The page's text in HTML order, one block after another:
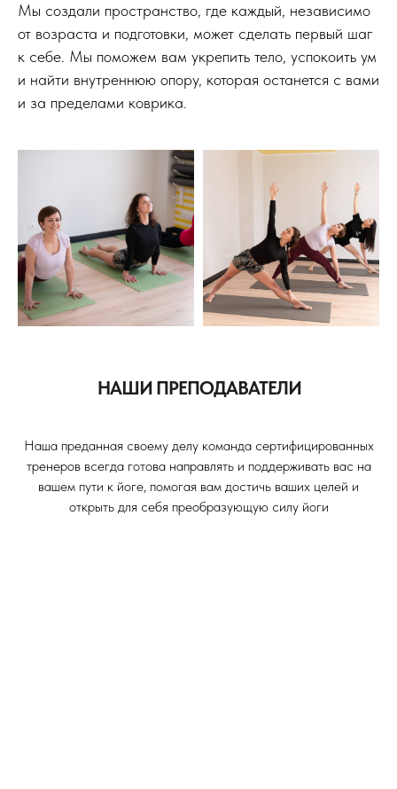
Мы создали пространство, где каждый, независимо
от возраста и подготовки, может сделать первый шаг
к себе. Мы поможем вам укрепить тело, успокоить ум
и найти внутреннюю опору, которая останется с вами
и за пределами коврика.
НАШИ ПРЕПОДАВАТЕЛИ
Наша преданная своему делу команда сертифицированных
тренеров всегда готова направлять и поддерживать вас на
вашем пути к йоге, помогая вам достичь ваших целей и
открыть для себя преобразующую силу йоги